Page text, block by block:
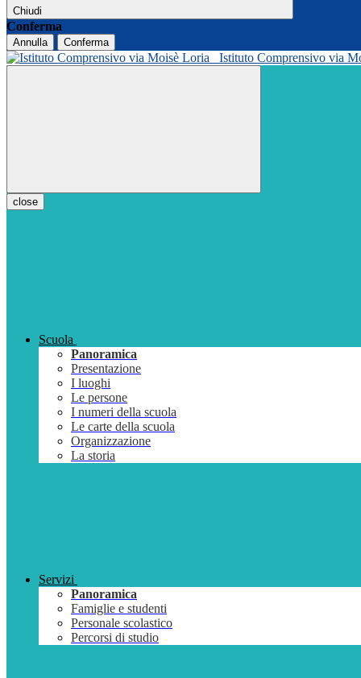
Chiudi
Conferma
Annulla Conferma
Istituto Comprensivo via
close
Scuola
Panoramica
Presentazione
I luoghi
Le persone
I numeri della scuola
Le carte della scuola
Organizzazione
La storia
Servizi
Panoramica
Famiglie e studenti
Personale scolastico
Percorsi di studio